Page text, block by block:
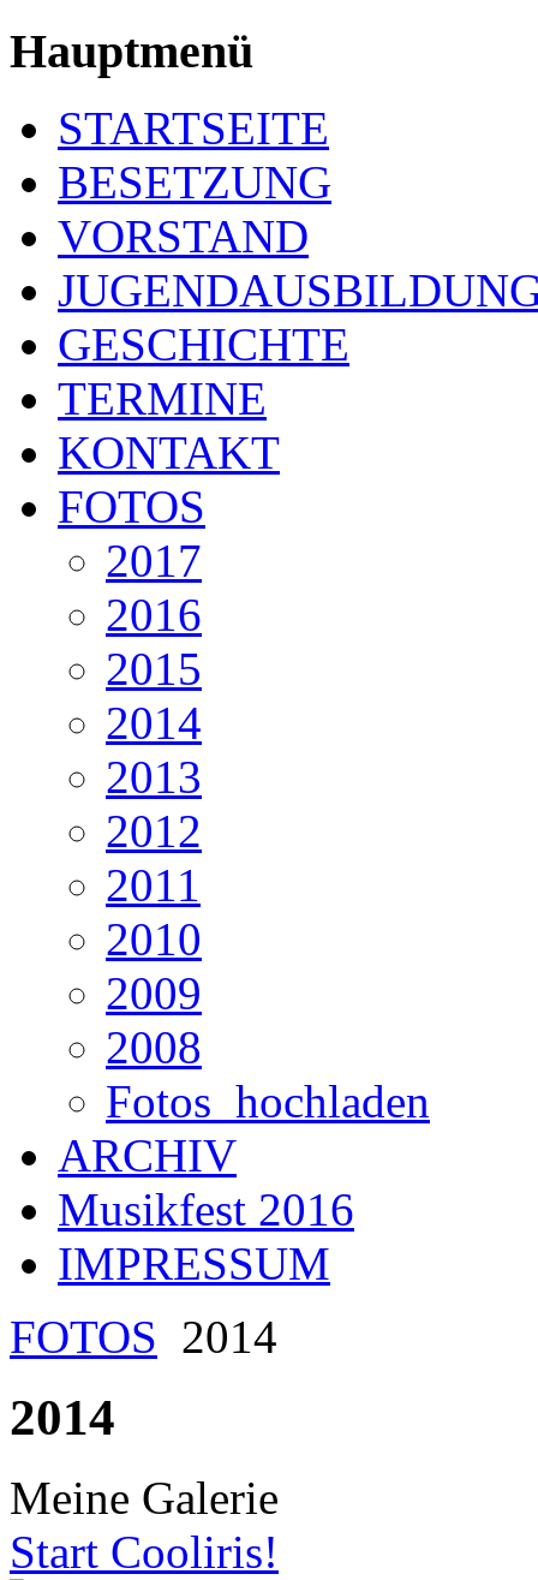
Hauptmenü
STARTSEITE
BESETZUNG
VORSTAND
GESCHICHTE
TERMINE
KONTAKT
FOTOS
2017
2016
2015
2014
2013
2012
2011
2010
2009
2008
Fotos_hochladen
ARCHIV
Musikfest 2016
IMPRESSUM
FOTOS 2014
2014
Meine Galerie
Start Cooliris!